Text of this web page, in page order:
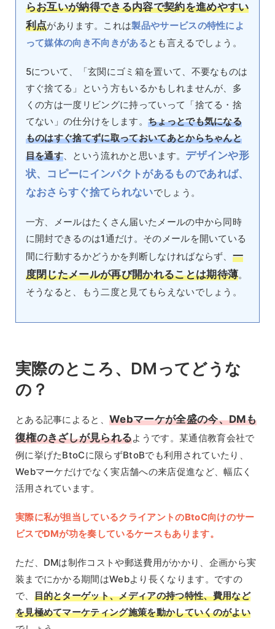
らお互いが納得できる内容で契約を進めやすい
利点があります。これは製品やサービスの特性によ
って媒体の向き不向きがあるとも言えるでしょう。
5について、「玄関にゴミ箱を置いて、不要なものは
すぐ捨てる」という方もいるかもしれませんが、多
くの方は一度リビングに持っていって「捨てる・捨
てない」の仕分けをします。 ちょっとでも気になる
ものはすぐ捨てずに取っておいてあとからちゃんと
目を通す、という流れかと思います。 デザインや形
状、コピーにインパクトがあるものであれば、
なおさらすぐ捨てられないでしょう。
一方、メールはたくさん届いたメールの中から同時
に開封できるのは1通だけ。そのメールを開いている
間に行動するかどうかを判断しなければならず、 一
度閉じたメールが再び開かれることは期待薄。
そうなると、もう二度と見てもらえないでしょう。
実際のところ、DMってどうな
の？
とある記事によると、Webマーケが全盛の今、DMも
復権のきざしが見られるようです。某通信教育会社で
例に挙げたBtoCに限らずBtoBでも利用されていたり、
Webマーケだけでなく実店舗への来店促進など、幅広く
活用されています。
実際に私が担当しているクライアントのBtoC向けのサー
ビスでDMが功を奏しているケースもあります。
ただ、DMは制作コストや郵送費用がかかり、企画から実
装までにかかる期間はWebより長くなります。ですの
で、 目的とターゲット、メディアの持つ特性、費用など
を見極めてマーケティング施策を動かしていくのがよい